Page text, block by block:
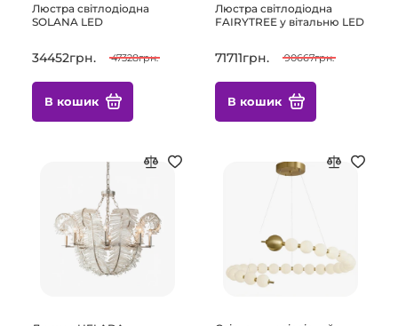
Люстра світлодіодна
SOLANA LED
34452грн. 47328грн.
В кошик
Люстра світлодіодна
FAIRYTREE у вітальню LED
71711грн. 90667грн.
В кошик